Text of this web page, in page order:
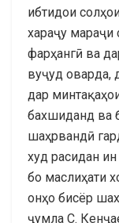
ибтидои
хараҷу мараҷи
фарҳангӣ ва
вуҷуд оварда,
дар
бахшиданд ва
шаҳрвандӣ
худ расидан
бо маслиҳати
онҳо бисёр
ҷумла С.